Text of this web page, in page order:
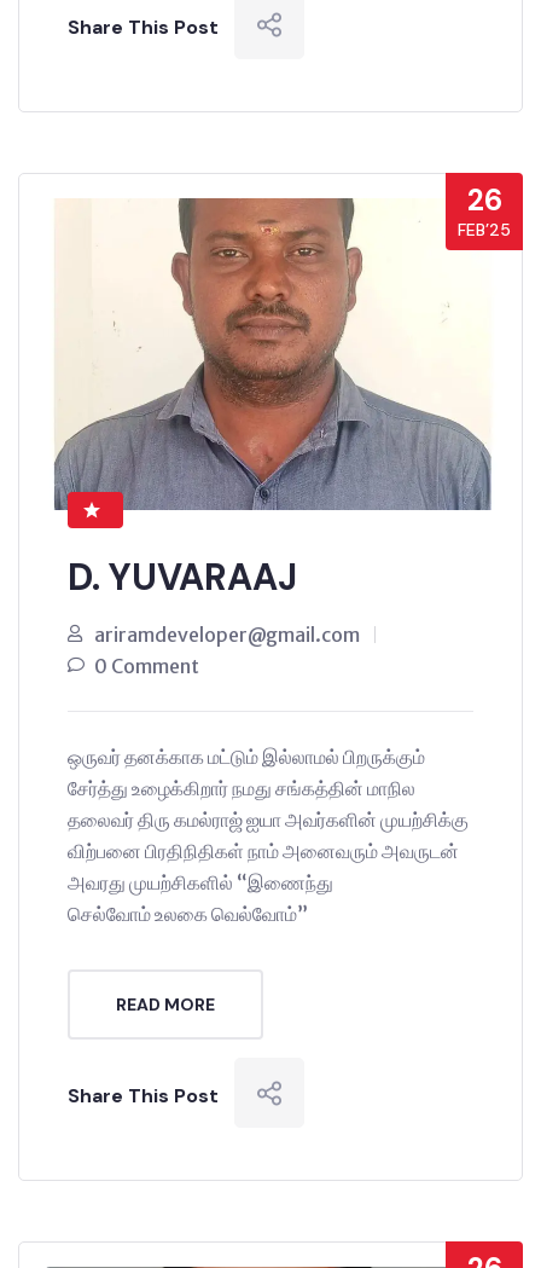
Share This Post
26
FEB’25
D. YUVARAAJ
ariramdeveloper@gmail.com
0 Comment
ஒருவர் தனக்காக மட்டும் இல்லாமல் பிறருக்கும்
சேர்த்து உழைக்கிறார் நமது சங்கத்தின் மாநில
தலைவர் திரு கமல்ராஜ் ஐயா அவர்களின் முயற்சிக்கு
விற்பனை பிரதிநிதிகள் நாம் அனைவரும் அவருடன்
அவரது முயற்சிகளில் “இணைந்து
செல்வோம் உலகை வெல்வோம்”
READ MORE
Share This Post